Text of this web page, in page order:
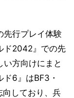
先行プレイ体験
ド2042』での先
方向けにまと
6』はBF3・
向しており、兵